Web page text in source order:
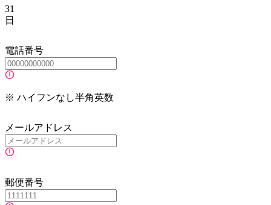
31
日
電話番号
※ ハイフンなし半角英数
メールアドレス
郵便番号